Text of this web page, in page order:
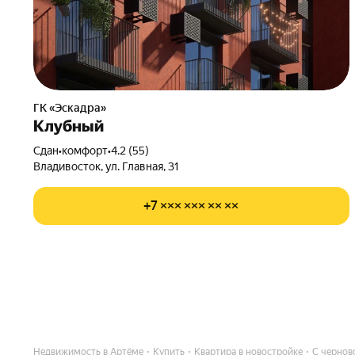
ГК «Эскадра»
Клубный
Сдан•комфорт•4.2 (55)
Владивосток, ул. Главная, 31
+7 ××× ××× ×× ××
Недвижимость в Артёме Купить Квартира в новостройке С